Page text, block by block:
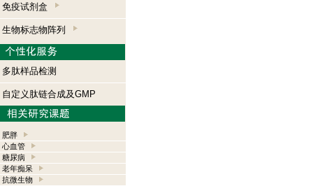
免疫试剂盒
生物标志物阵列
多肽样品检测
自定义肽链合成及GMP
肥胖
心血管
糖尿病
老年痴呆
抗微生物